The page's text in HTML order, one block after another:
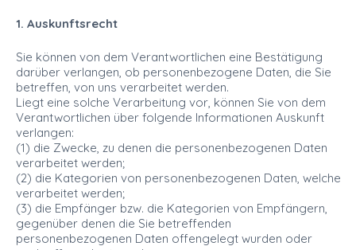
1. Auskunftsrecht
Sie können von dem Verantwortlichen eine Bestätigung
darüber verlangen, ob personenbezogene Daten, die Sie
betreffen, von uns verarbeitet werden.
Liegt eine solche Verarbeitung vor, können Sie von dem
Verantwortlichen über folgende Informationen Auskunft
verlangen:
(1) die Zwecke, zu denen die personenbezogenen Daten
verarbeitet werden;
(2) die Kategorien von personenbezogenen Daten, welche
verarbeitet werden;
(3) die Empfänger bzw. die Kategorien von Empfängern,
gegenüber denen die Sie betreffenden
personenbezogenen Daten offengelegt wurden oder